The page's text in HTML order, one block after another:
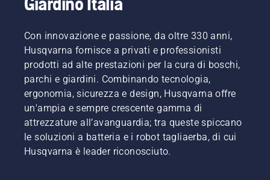
Con innovazione e passione, da oltre 330 anni,
Husqvarna fornisce a privati e professionisti
prodotti ad alte prestazioni per la cura di boschi,
parchi e giardini. Combinando tecnologia,
ergonomia, sicurezza e design, Husqvarna offre
un'ampia e sempre crescente gamma di
attrezzature all’avanguardia; tra queste spiccano
le soluzioni a batteria e i robot tagliaerba, di cui
Husqvarna è leader riconosciuto.